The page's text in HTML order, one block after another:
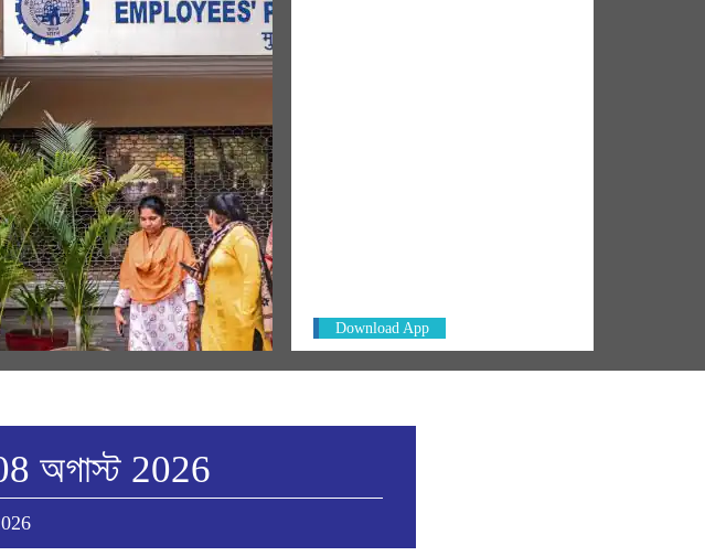
COVERAGE
settles 8.3 crore claims in
cheque leaf upload reform
7 crore members, says govt
View All
Download App
08 অগাস্ট 2026